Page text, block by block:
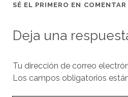
SÉ EL PRIMERO EN COMENTAR
Deja una
Tu dirección de correo
Los campos obligatorios